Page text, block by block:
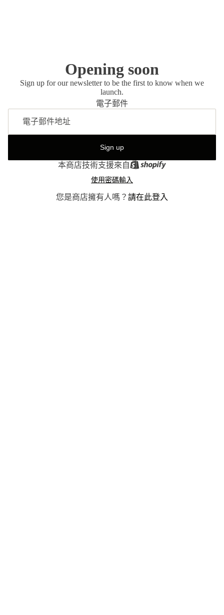
Opening soon
Sign up for our newsletter to be the first to know when we
launch.
電子郵件
Sign up
本商店技術支援來自
使用密碼輸入
您是商店擁有人嗎？ 請在此登入